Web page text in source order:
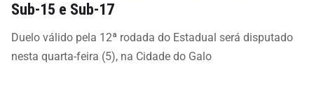
Sub-15 e Sub-17
Duelo válido pela 12ª rodada do Estadual será disputado
nesta quarta-feira (5), na Cidade do Galo